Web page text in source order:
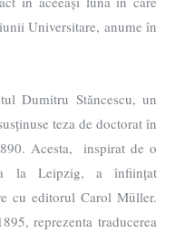
Universitare, anume în
Dumitru Stăncescu, un
teza de doctorat în
Acesta, inspirat de o
la Leipzig, a înființat
cu editorul Carol Müller.
reprezenta traducerea